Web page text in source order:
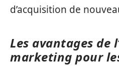
d’acquisition de
Les avantages de
marketing pour